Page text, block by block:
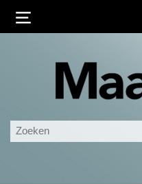
Ingelogd blijven